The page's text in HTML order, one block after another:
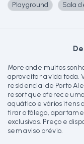
Playground
Sala
More onde muitos
aproveitar a vida toda.
residencial de Porto
resort que oferece
aquático e vários itens
tirar o fôlego,
exclusivos. Preço e
sem aviso prévio.